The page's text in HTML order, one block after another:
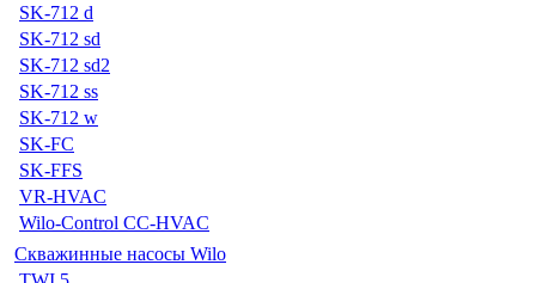
SK-712 d
SK-712 sd
SK-712 sd2
SK-712 ss
SK-712 w
SK-FC
SK-FFS
VR-HVAC
Wilo-Control CC-HVAC
Скважинные насосы Wilo